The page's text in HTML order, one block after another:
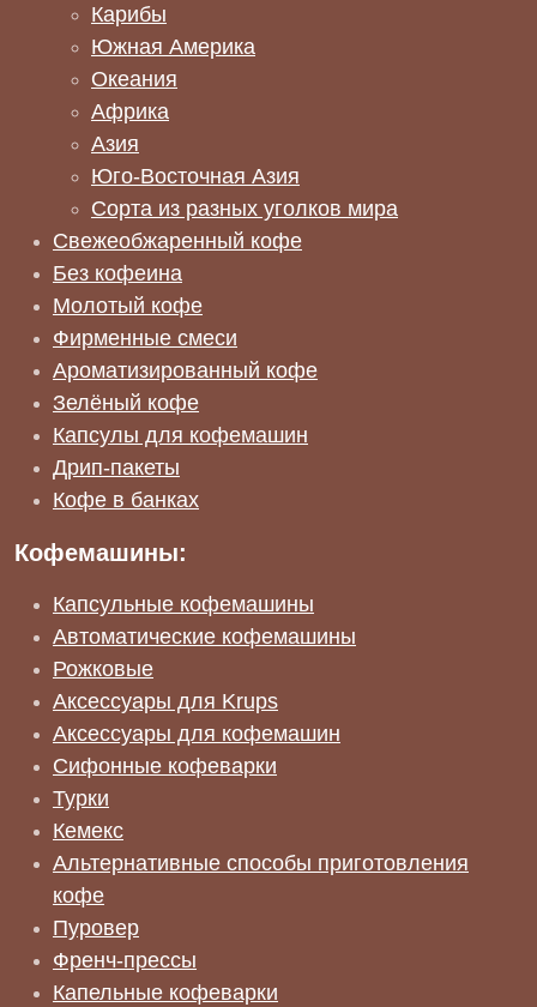
Карибы
Южная Америка
Океания
Африка
Азия
Юго-Восточная Азия
Сорта из разных уголков мира
Свежеобжаренный кофе
Без кофеина
Молотый кофе
Фирменные смеси
Ароматизированный кофе
Зелёный кофе
Капсулы для кофемашин
Дрип-пакеты
Кофе в банках
Кофемашины:
Капсульные кофемашины
Автоматические кофемашины
Рожковые
Аксессуары для Krups
Аксессуары для кофемашин
Сифонные кофеварки
Турки
Кемекс
Альтернативные способы приготовления
кофе
Пуровер
Френч-прессы
Капельные кофеварки